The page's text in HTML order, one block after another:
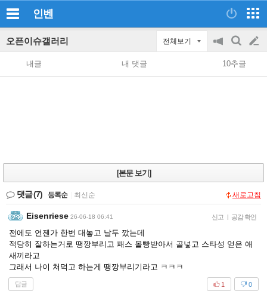
인벤
오픈이슈갤러리 전체보기
공
지
on/off
검
색
글
쓰
내글 내 댓글 10추글
[본문 보기]
댓글(7) 등록순 최신순 새로고침
Eisenriese 26-06-18 06:41 신고 | 공감 확인
전에도 언젠가 한번 대놓고 날두 깠는데
적당히 잘하는거로 땡깡부리고 패스 몰빵받아서 골넣고 스타성 얻은 애
새끼라고
그래서 나이 쳐먹고 하는게 땡깡부리기라고 ㅋㅋㅋ
답글 0
1